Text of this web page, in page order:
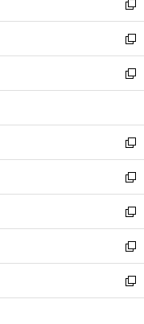
く
で
開
く
ド
ウ
で
開
く
ィ
ン
ド
ウ
で
開
い
ウ
ィ
ン
ド
ウ
開
く
新
し
い
ウ
ィ
ン
ウ
で
開
く
新
し
い
ウ
ン
ド
ウ
で
開
く
新
し
ウ
ィ
ン
ド
ウ
で
開
く
新
し
い
ウ
ィ
ン
ド
ウ
で
開
新
し
い
ウ
ィ
ン
ド
ウ
新
し
い
ウ
ィ
ン
新
し
い
ウ
新
し